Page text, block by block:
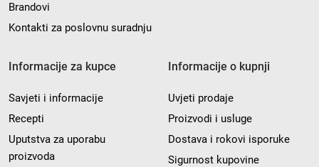
Brandovi
Kontakti za poslovnu suradnju
Informacije za kupce
Savjeti i informacije
Recepti
Uputstva za uporabu
proizvoda
Informacije o kupnji
Uvjeti prodaje
Proizvodi i usluge
Dostava i rokovi isporuke
Sigurnost kupovine